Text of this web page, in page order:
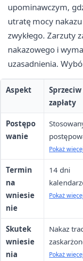
upominawczym,
utratę mocy
zwykłego. Zarzuty
nakazowego i
uzasadnienia.
Aspekt
zapłaty
Postępo
wanie
tym
EPU).
Pokaż więcej
Termin
na
wniesie
nie
14 dni
miesiące
Pokaż więcej
Skutek
wniesie
nia
Nakaz
sprawa
Pokaż więcej